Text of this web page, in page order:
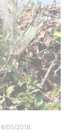
05/2018.